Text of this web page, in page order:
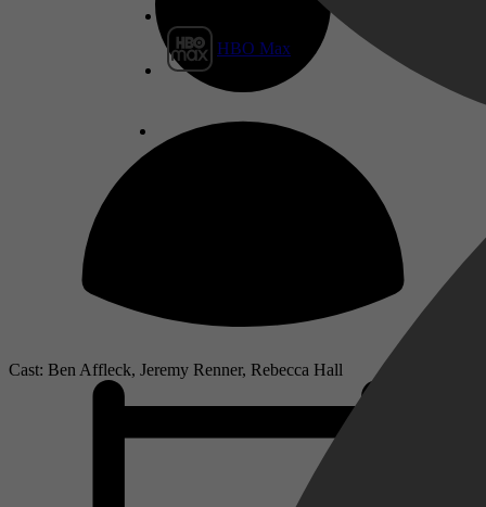
HBO Max
Cast: Ben Affleck, Jeremy Renner, Rebecca Hall